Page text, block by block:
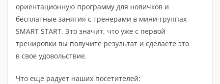
ориентационную программу для новичков и
бесплатные занятия с тренерами в мини-группах
SMART START. Это значит, что уже с первой
тренировки вы получите результат и сделаете это
в свое удовольствие.
Что еще радует наших посетителей: